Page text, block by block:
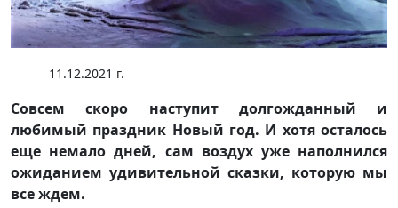
11.12.2021 г.
Совсем скоро наступит долгожданный и
любимый праздник Новый год. И хотя осталось
еще немало дней, сам воздух уже наполнился
ожиданием удивительной сказки, которую мы
все ждем.